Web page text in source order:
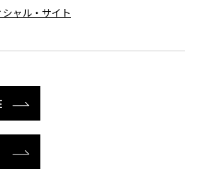
ャル・サイト